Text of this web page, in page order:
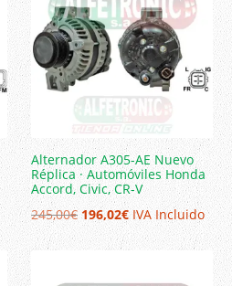
197,00€.181,50€.
Alternador A305-AE Nuevo
Réplica · Automóviles Honda
Accord, Civic, CR-V
245,00€ El
precio
196,02€El
precio
IVA Incluido